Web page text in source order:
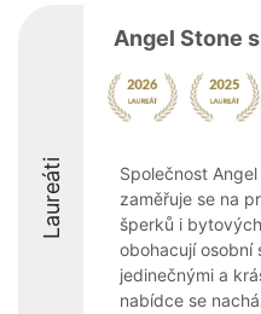
Laureáti
Angel Stone
Společnost
zaměřuje se na
šperků i
obohacují osobní
jedinečnými a
nabídce se